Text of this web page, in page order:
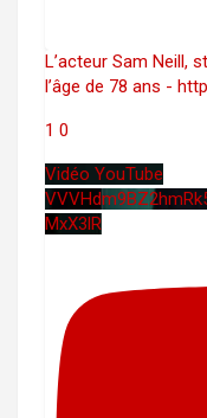
L’acteur Sam Neill,
l’âge de 78 ans -
1 0
Vidéo YouTube
MxX3lR